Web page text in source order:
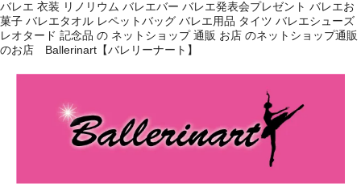
バレエ 衣装 リノリウム バレエバー バレエ発表会プレゼント バレエお
菓子 バレエタオル レペットバッグ バレエ用品 タイツ バレエシューズ
レオタード 記念品 の ネットショップ 通販 お店 のネットショップ通販
のお店 Ballerinart【バレリーナート】